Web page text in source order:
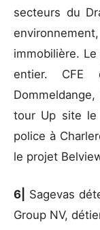
secteurs du
immobilière.
entier. CFE
tour Up site le
police à
le projet
6|
Sagevas
Group NV,